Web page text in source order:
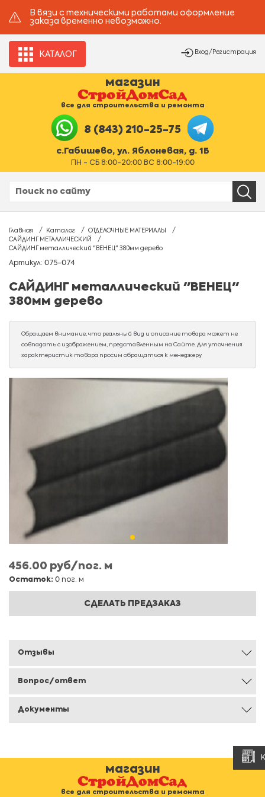
В вязи с техническими работами оформление
заказа временно невозможно.
КАТАЛОГ Вход/Регистрация
магазин
все для строительства и ремонта
8 (843) 210-25-75
с.Габишево, ул. Яблоневая, д. 1Б
ПН - СБ 8:00-20:00 ВС 8:00-19:00
Главная Каталог
ОТДЕЛОЧНЫЕ МАТЕРИАЛЫ
САЙДИНГ МЕТАЛЛИЧЕСКИЙ
САЙДИНГ металлический "ВЕНЕЦ" 380мм дерево
Артикул: 075-074
САЙДИНГ металлический "ВЕНЕЦ"
380мм дерево
Обращаем внимание, что реальный вид и описание товара может не
совпадать с изображением, представленным на Сайте. Для уточнения
характеристик товара просим обращаться к менеджеру
456.00 руб/пог. м
Остаток: 0 пог. м
СДЕЛАТЬ ПРЕДЗАКАЗ
Отзывы
Вопрос/ответ
Документы
магазин
все для строительства и ремонта